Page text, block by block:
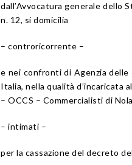
dall’Avvocatura generale dello
n. 12, si domicilia
– controricorrente –
e nei confronti di Agenzia delle
Italia, nella qualità d’incaricata
– OCCS – Commercialisti di
– intimati –
per la cassazione del decreto